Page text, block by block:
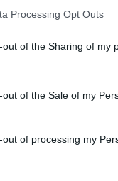
Processing Opt Outs
of the Sharing of my
of the Sale of my
of processing my